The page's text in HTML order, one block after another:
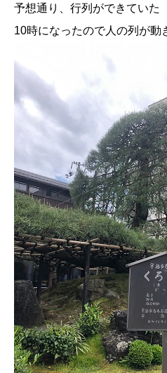
予想通り、行列ができていた
10時になったので人の列が動